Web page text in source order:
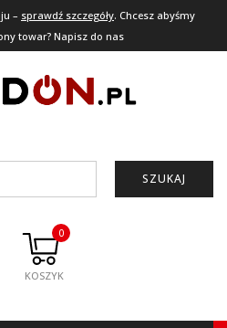
– sprawdź szczegóły. Chcesz abyśmy
towar? Napisz do nas
SZUKAJ
0